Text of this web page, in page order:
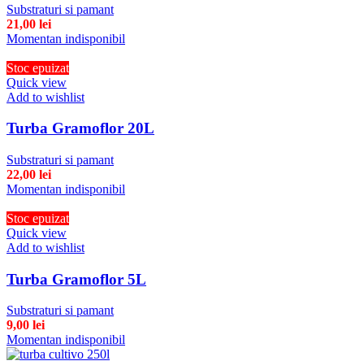
Substraturi si pamant
21,00 lei
Momentan indisponibil
Stoc epuizat
Quick view
Add to wishlist
Turba Gramoflor 20L
Substraturi si pamant
22,00 lei
Momentan indisponibil
Stoc epuizat
Quick view
Add to wishlist
Turba Gramoflor 5L
Substraturi si pamant
9,00 lei
Momentan indisponibil